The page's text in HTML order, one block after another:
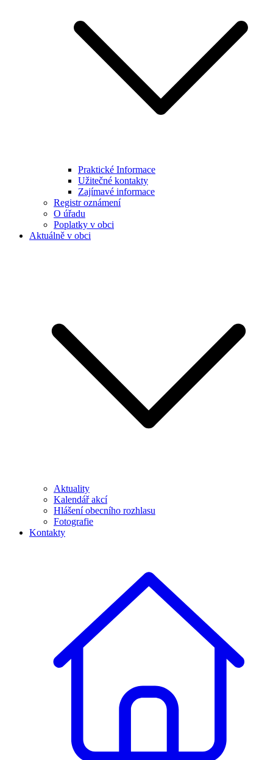
Praktické Informace
Užitečné kontakty
Zajímavé informace
Registr oznámení
O úřadu
Poplatky v obci
Aktuálně v obci
Aktuality
Kalendář akcí
Hlášení obecního rozhlasu
Fotografie
Kontakty